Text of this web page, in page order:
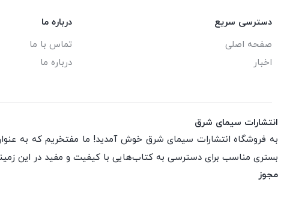
دسترسی سریع
صفحه اصلی
اخبار
درباره ما
تماس با ما
درباره ما
انتشارات سیمای شرق
به فروشگاه انتشارات سیمای شرق خوش آمدید! ما مفتخریم که به
بستری مناسب برای دسترسی به کتاب‌هایی با کیفیت و مفید در این
مجوز